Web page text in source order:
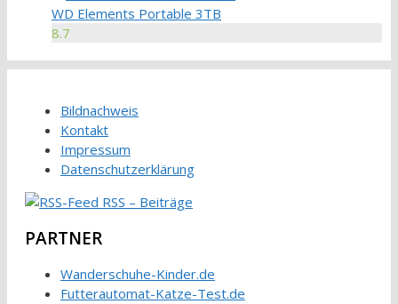
WD Elements Portable 3TB
8.7
Bildnachweis
Kontakt
Impressum
Datenschutzerklärung
RSS – Beiträge
PARTNER
Wanderschuhe-Kinder.de
Futterautomat-Katze-Test.de